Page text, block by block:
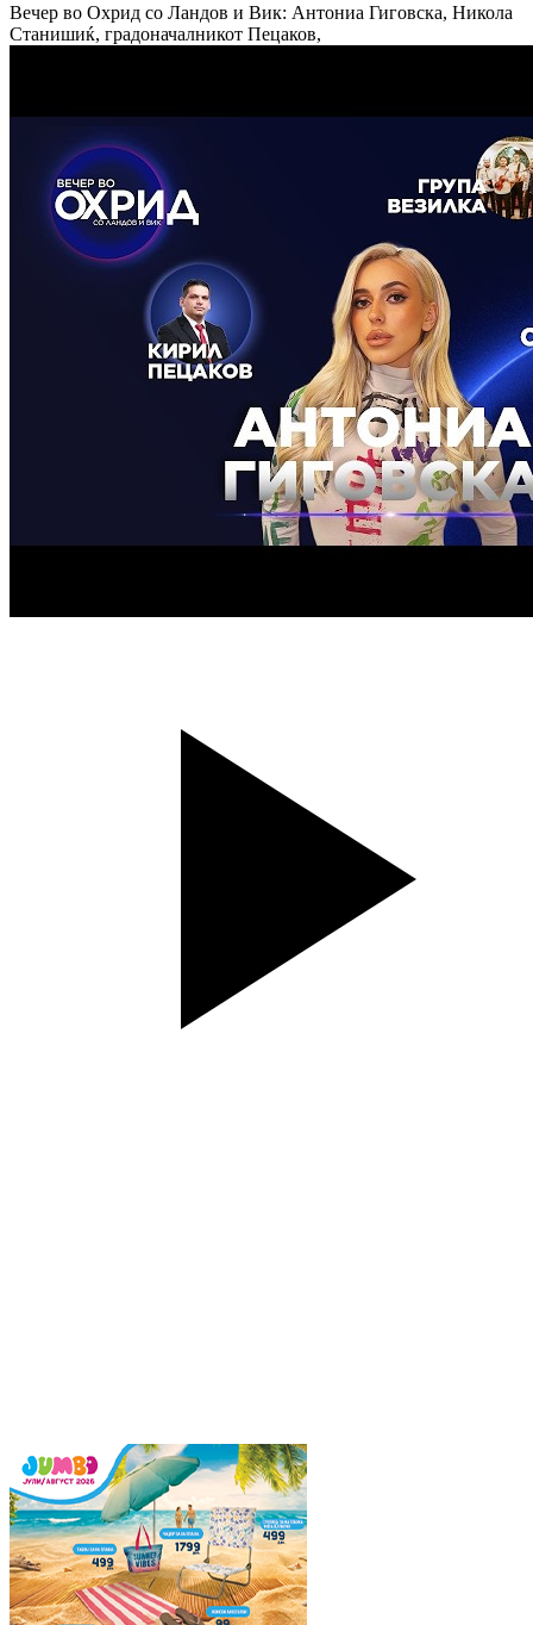
Вечер во Охрид со Ландов и Вик: Антониа Гиговска, Никола
Станишиќ, градоначалникот Пецаков,